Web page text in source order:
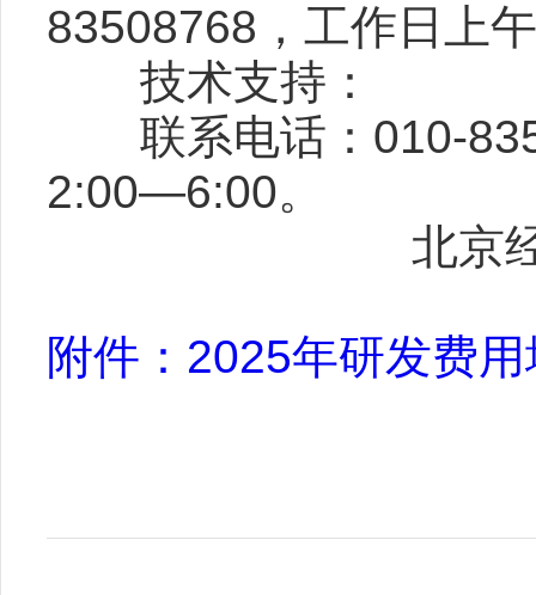
83508768，工作日上
技术支持：
联系电话：010-
2:00—6:00。
北
附件：2025年研发费